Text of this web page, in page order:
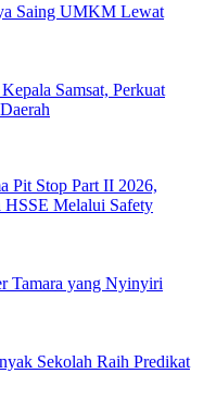
Saing UMKM Lewat
Samsat, Perkuat
Pit Stop Part II 2026,
HSSE Melalui Safety
Tamara yang Nyinyiri
Sekolah Raih Predikat